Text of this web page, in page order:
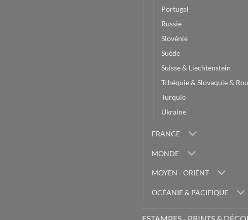
Portugal
Russie
Slovénie
Suède
Suisse & Liechtenstein
Tchéquie & Slovaquie &
Turquie
Ukraine
FRANCE
MONDE
MOYEN - ORIENT
OCÉANIE & PACIFIQUE